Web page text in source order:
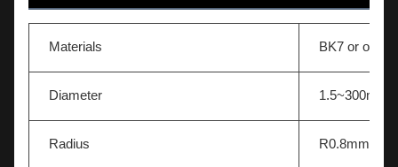
Materials BK7 or other
Diameter 1.5~300mm
Radius R0.8mm-∞